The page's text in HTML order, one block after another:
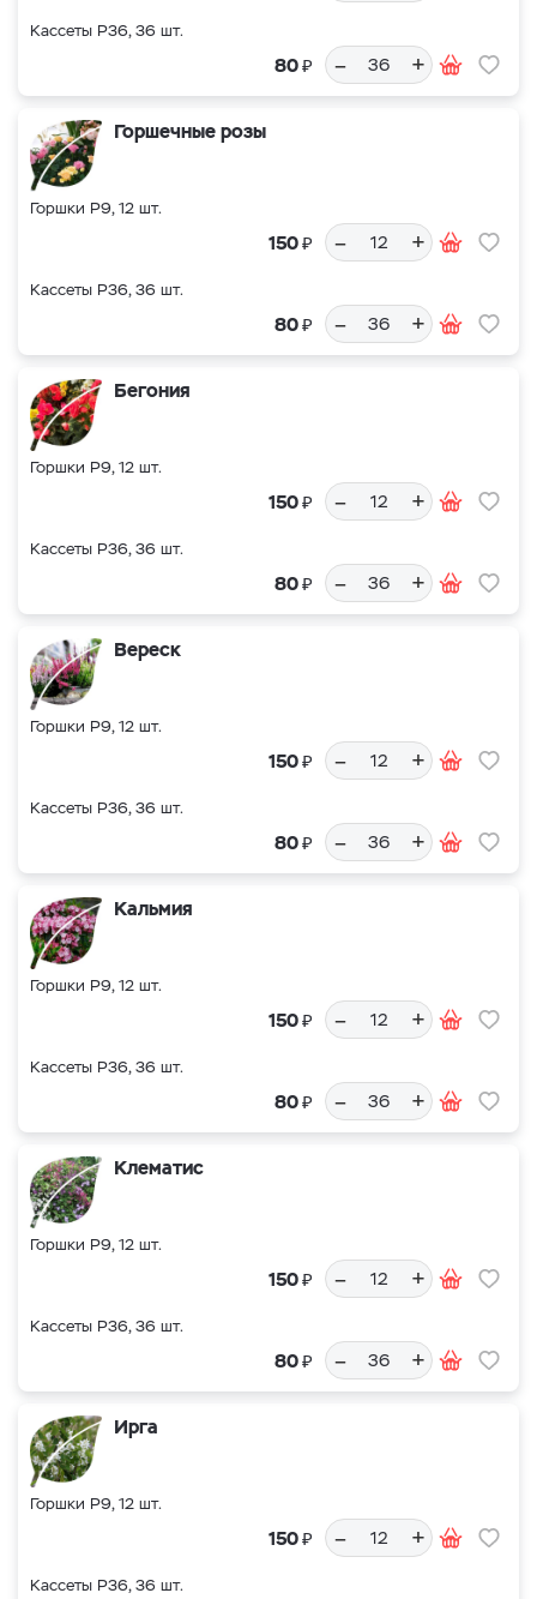
Кассеты Р36, 36 шт.
80₽ – +
Горшечные розы
Горшки Р9, 12 шт.
150₽ – +
Кассеты Р36, 36 шт.
80₽ – +
Бегония
Горшки Р9, 12 шт.
150₽ – +
Кассеты Р36, 36 шт.
80₽ – +
Вереск
Горшки Р9, 12 шт.
150₽ – +
Кассеты Р36, 36 шт.
80₽ – +
Кальмия
Горшки Р9, 12 шт.
150₽ – +
Кассеты Р36, 36 шт.
80₽ – +
Клематис
Горшки Р9, 12 шт.
150₽ – +
Кассеты Р36, 36 шт.
80₽ – +
Ирга
Горшки Р9, 12 шт.
150₽ – +
Кассеты Р36, 36 шт.